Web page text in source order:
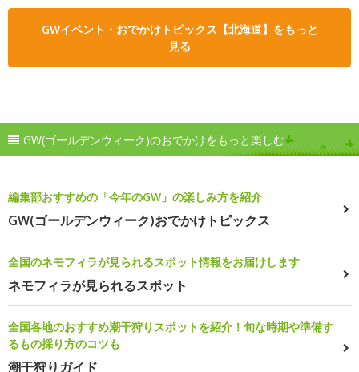
GWイベント・おでかけトピックス【北海道】をもっと
見る
GW(ゴールデンウィーク)のおでかけをもっと楽しむ
編集部おすすめの「今年のGW」の楽しみ方を紹介
GW(ゴールデンウィーク)おでかけトピックス
全国のネモフィラが見られるスポット情報をお届けします
ネモフィラが見られるスポット
全国各地のおすすめ潮干狩りスポットを紹介！旬な時期や準備す
るもの採り方のコツも
潮干狩りガイド